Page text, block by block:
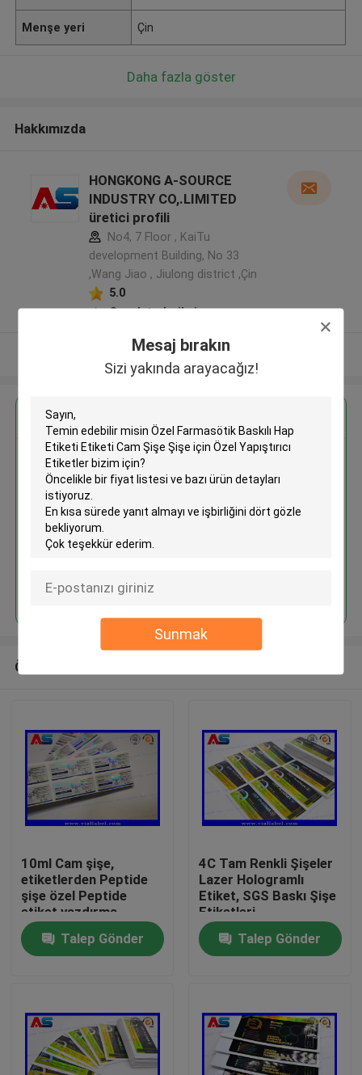
Mesaj bırakın
Sizi yakında arayacağız!
Sunmak
Ürünler
Hakkımızda
Menşe yeri Çin
Daha fazla göster
Hakkımızda
HONGKONG A-SOURCE
INDUSTRY CO,.LIMITED
üretici profili
No4, 7 Floor , KaiTu
development Building, No 33
,Wang Jiao , Jiulong district ,Çin
5.0
Onaylı tedarikçi
Daha fazla göster
Özel Farmasötik Baskılı Hap
Etiketi Etiketi Cam Şişe Şişe için
Devam et
Önerilen Ürünler
10ml Cam şişe,
etiketlerden Peptide
şişe özel Peptide
etiket yazdırma
Talep Gönder
4C Tam Renkli Şişeler
Lazer Hologramlı
Etiket, SGS Baskı Şişe
Etiketleri
Talep Gönder